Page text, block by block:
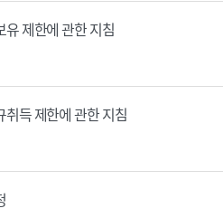
제한에 관한 지침
득 제한에 관한 지침